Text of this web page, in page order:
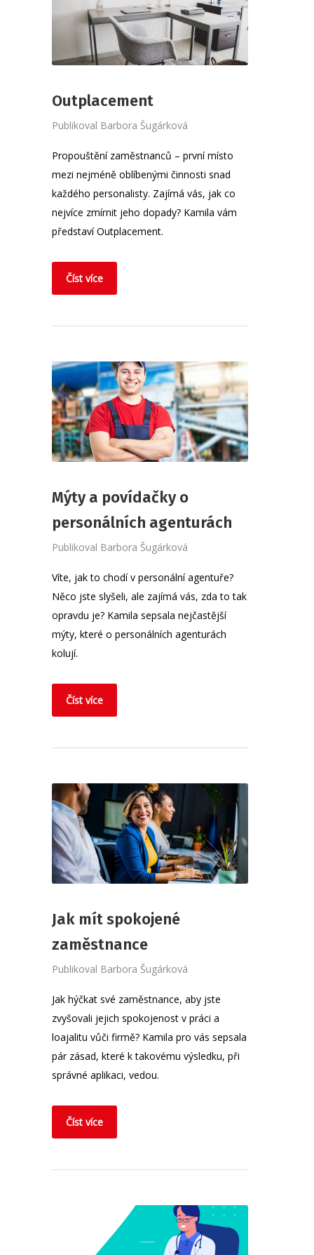
Outplacement
Publikoval Barbora Šugárková
Propouštění zaměstnanců – první místo
mezi nejméně oblíbenými činnosti snad
každého personalisty. Zajímá vás, jak co
nejvíce zmírnit jeho dopady? Kamila vám
představí Outplacement.
Číst více
Mýty a povídačky o
personálních agenturách
Publikoval Barbora Šugárková
Víte, jak to chodí v personální agentuře?
Něco jste slyšeli, ale zajímá vás, zda to tak
opravdu je? Kamila sepsala nejčastější
mýty, které o personálních agenturách
kolují.
Číst více
Jak mít spokojené
zaměstnance
Publikoval Barbora Šugárková
Jak hýčkat své zaměstnance, aby jste
zvyšovali jejich spokojenost v práci a
loajalitu vůči firmě? Kamila pro vás sepsala
pár zásad, které k takovému výsledku, při
správné aplikaci, vedou.
Číst více